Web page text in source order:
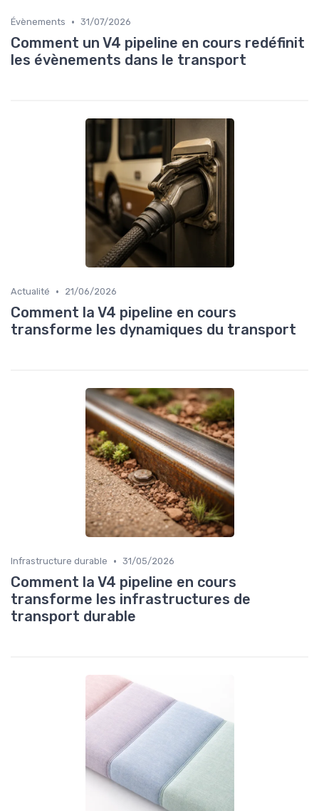
Évènements • 31/07/2026
Comment un V4 pipeline en cours redéfinit
les évènements dans le transport
Actualité • 21/06/2026
Comment la V4 pipeline en cours
transforme les dynamiques du transport
Infrastructure durable • 31/05/2026
Comment la V4 pipeline en cours
transforme les infrastructures de
transport durable